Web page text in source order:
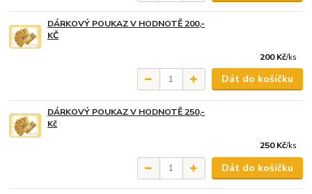
DÁRKOVÝ POUKAZ V HODNOTĚ 200,-
KČ
200 Kč/ks
Dát do košíčku
DÁRKOVÝ POUKAZ V HODNOTĚ 250,-
Kč
250 Kč/ks
Dát do košíčku